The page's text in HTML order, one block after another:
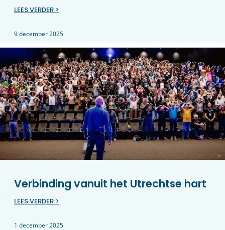
LEES VERDER >
9 december 2025
Verbinding vanuit het Utrechtse hart
LEES VERDER >
1 december 2025